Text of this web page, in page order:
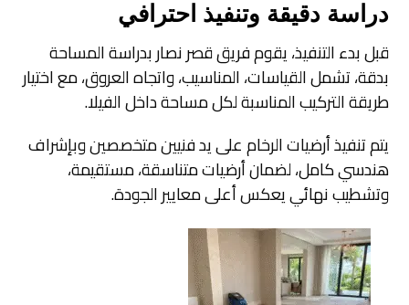
دراسة دقيقة وتنفيذ احترافي
قبل بدء التنفيذ، يقوم فريق قصر نصار بدراسة المساحة
بدقة، تشمل القياسات، المناسيب، واتجاه العروق، مع اختيار
طريقة التركيب المناسبة لكل مساحة داخل الفيلا.
يتم تنفيذ أرضيات الرخام على يد فنيين متخصصين وبإشراف
هندسي كامل، لضمان أرضيات متناسقة، مستقيمة،
وتشطيب نهائي يعكس أعلى معايير الجودة.